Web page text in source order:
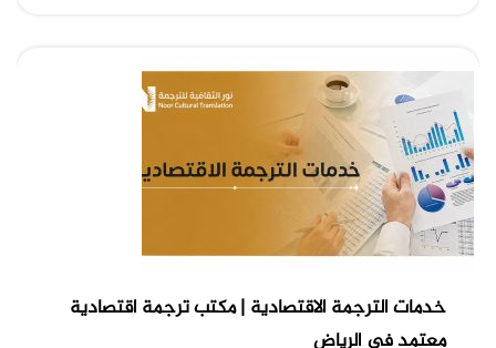
خدمات الترجمة الاقتصادية | مكتب ترجمة اقتصادية
معتمد في الرياض